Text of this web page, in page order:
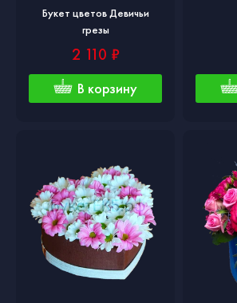
Букет цветов Девичьи
грезы
2 110 ₽
В корзину